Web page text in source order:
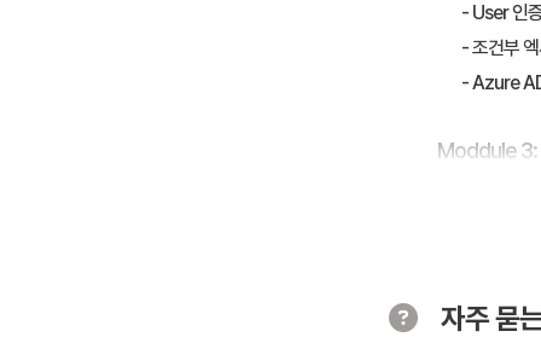
- User 인
- 조건부
- Azure
Moddule 3:
Module 4:
자주 묻